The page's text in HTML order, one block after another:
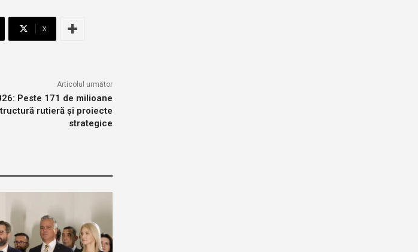
X
Articolul următor
Peste 171 de milioane
rutieră și proiecte
strategice